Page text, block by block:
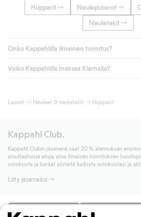
Hupparit Neulepuserot
Neuletakit
Onko Kappahlilla ilmainen toimitus?
Jos olet Kappahl Clubin jäsen, saat aina
kotiinkuljetusta). Toimituskulut poistuvat
noutopisteeseen tai pakettiautomaattiin ja
kotiinkuljetuksella 6,99 €, riippumatta
Lue lisää
Voiko Kappahlilla maksaa Klarnalla?
maksutavat, kuten laskun, sekä muita
Lisätietoja Klarnan maksuehdoista
Lue lisää
Lapset Neuleet & neuletakit Hupparit
Kappahl Club.
Kappahl Clubin jäsenenä saat 20 % alennuksen
ainutlaatuisia etuja, aina ilmaisen toimituksen
ostoksista ja keräät pisteitä kaikista ostoksistasi ja
Liity jäseneksi